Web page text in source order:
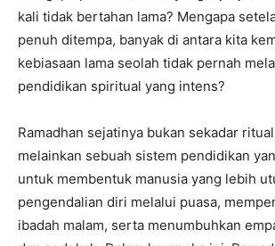
kali tidak bertahan lama? Mengapa
penuh ditempa, banyak di antara kita
kebiasaan lama seolah tidak pernah
pendidikan spiritual yang intens?
Ramadhan sejatinya bukan sekadar
melainkan sebuah sistem pendidikan
untuk membentuk manusia yang lebih
pengendalian diri melalui puasa,
ibadah malam, serta menumbuhkan